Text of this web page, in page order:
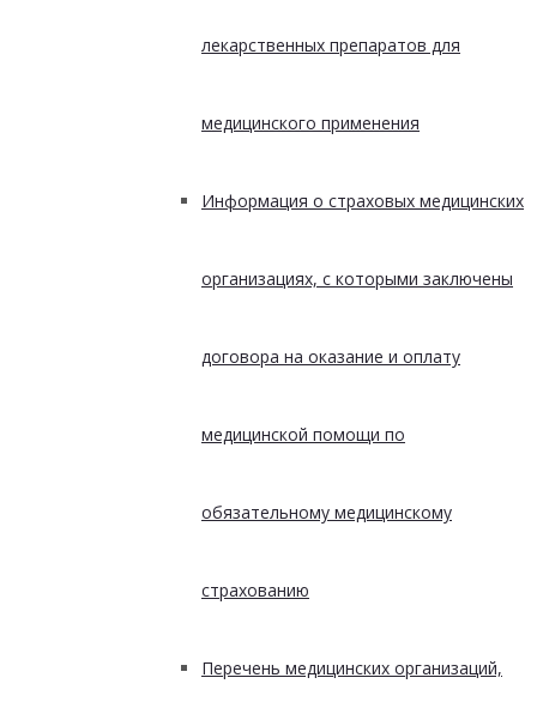
лекарственных препаратов для
медицинского применения
Информация о страховых медицинских
организациях, с которыми заключены
договора на оказание и оплату
медицинской помощи по
обязательному медицинскому
страхованию
Перечень медицинских организаций,